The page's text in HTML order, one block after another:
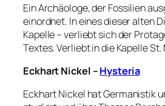
Ein Archäologe, der Fossilien
einordnet. In eines dieser alten
Kapelle – verliebt sich der
Textes. Verliebt in die Kapelle
Eckhart Nickel –Hysteria
Eckhart Nickel hat Germanistik